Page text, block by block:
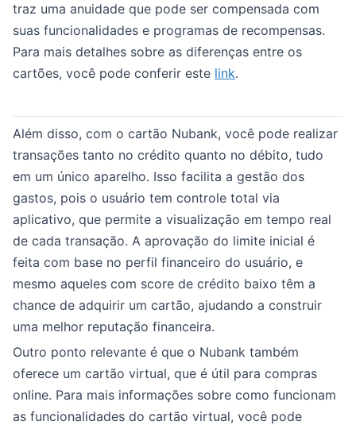
traz uma anuidade que pode ser compensada com
suas funcionalidades e programas de recompensas.
Para mais detalhes sobre as diferenças entre os
cartões, você pode conferir este link.
Além disso, com o cartão Nubank, você pode realizar
transações tanto no crédito quanto no débito, tudo
em um único aparelho. Isso facilita a gestão dos
gastos, pois o usuário tem controle total via
aplicativo, que permite a visualização em tempo real
de cada transação. A aprovação do limite inicial é
feita com base no perfil financeiro do usuário, e
mesmo aqueles com score de crédito baixo têm a
chance de adquirir um cartão, ajudando a construir
uma melhor reputação financeira.
Outro ponto relevante é que o Nubank também
oferece um cartão virtual, que é útil para compras
online. Para mais informações sobre como funcionam
as funcionalidades do cartão virtual, você pode